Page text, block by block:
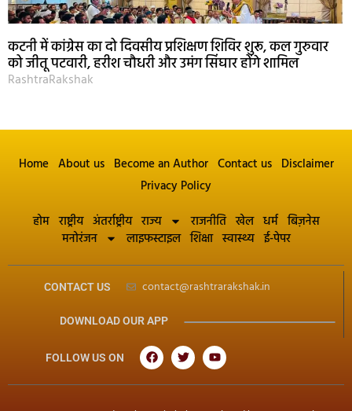
कटनी में कांग्रेस का दो दिवसीय प्रशिक्षण शिविर शुरू, कल गुरुवार
को जीतू पटवारी, हरीश चौधरी और उमंग सिंघार होंगे शामिल
RashtraRakshak
Home About us Become an Author Contact us Disclaimer
Privacy Policy
होम राष्ट्रीय अंतर्राष्ट्रीय राज्य राजनीति खेल धर्म बिज़नेस
मनोरंजन
लाइफस्टाइल शिक्षा स्वास्थ्य ई-पेपर
CONTACT US contact@rashtrarakshak.in
DOWNLOAD OUR APP
FOLLOW US ON